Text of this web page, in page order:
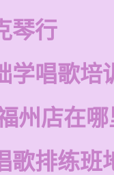
琴行
学唱歌培
州店在
歌排练班